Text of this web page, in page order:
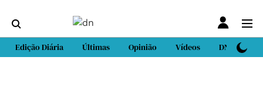
Edição Diária Últimas Opinião Vídeos DN Sport